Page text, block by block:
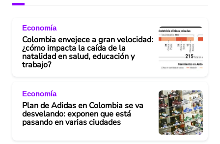
Economía
Colombia envejece a gran velocidad:
¿cómo impacta la caída de la
natalidad en salud, educación y
trabajo?
Economía
Plan de Adidas en Colombia se va
desvelando: exponen que está
pasando en varias ciudades